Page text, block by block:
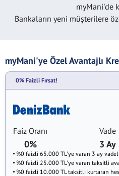
myMani'de
Bankaların yeni müşterilere
myMani'ye Özel Avantajlı
0% Faizli Fırsat!
Faiz Oranı
0%
Vade
3 Ay
%0 faizli 65.000 TL'ye varan 3 ay
%0 faizli 25.000 TL'ye varan taksitli
%0 faizli 10.000 TL taksitli kurtaran